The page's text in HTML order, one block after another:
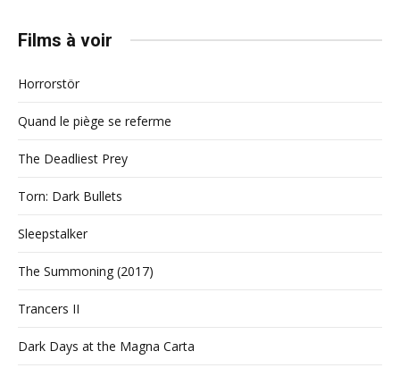
Films à voir
Horrorstör
Quand le piège se referme
The Deadliest Prey
Torn: Dark Bullets
Sleepstalker
The Summoning (2017)
Trancers II
Dark Days at the Magna Carta